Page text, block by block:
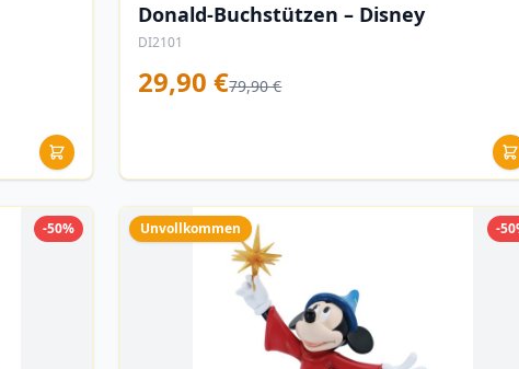
Donald-Buchstützen – Disney
DI2101
29,90 €79,90 €
-50% Unvollkommen -